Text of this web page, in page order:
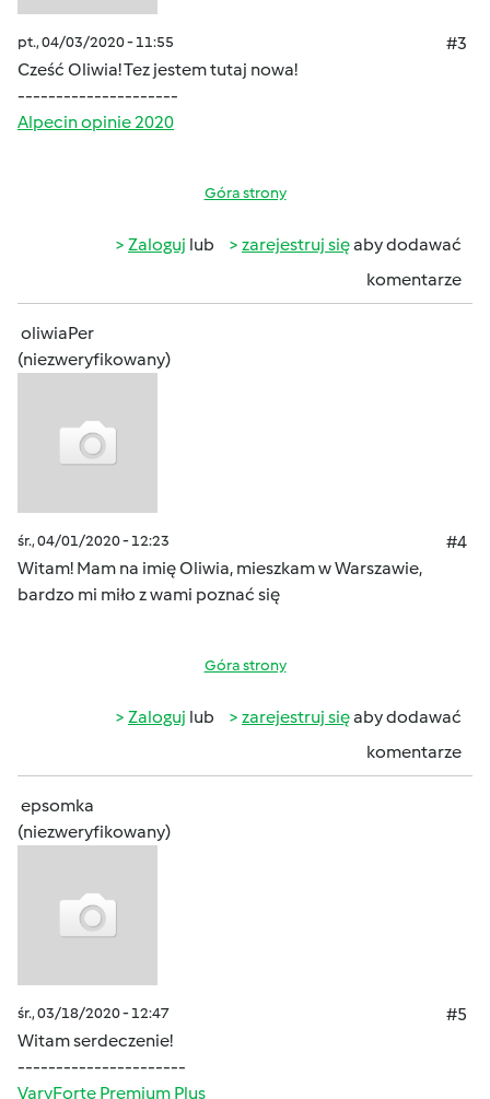
pt., 04/03/2020 - 11:55
#3
Cześć Oliwia! Tez jestem tutaj nowa!
---------------------
Alpecin opinie 2020
Góra strony
Zaloguj lub zarejestruj sięaby dodawać
komentarze
oliwiaPer
(niezweryfikowany)
śr., 04/01/2020 - 12:23
#4
Witam! Mam na imię Oliwia, mieszkam w Warszawie,
bardzo mi miło z wami poznać się
Góra strony
Zaloguj lub zarejestruj sięaby dodawać
komentarze
epsomka
(niezweryfikowany)
śr., 03/18/2020 - 12:47
#5
Witam serdeczenie!
----------------------
VaryForte Premium Plus